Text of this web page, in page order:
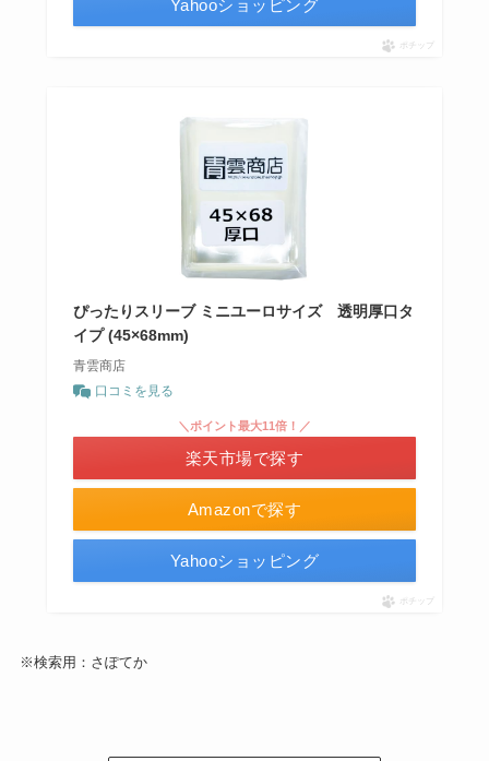
Yahooショッピング
ポチップ
ぴったりスリーブ ミニユーロサイズ 透明厚口タ
イプ (45×68mm)
青雲商店
口コミを見る
Amazonで探す
＼ポイント最大11倍！／
楽天市場で探す
Yahooショッピング
ポチップ
※検索用：さぽてか